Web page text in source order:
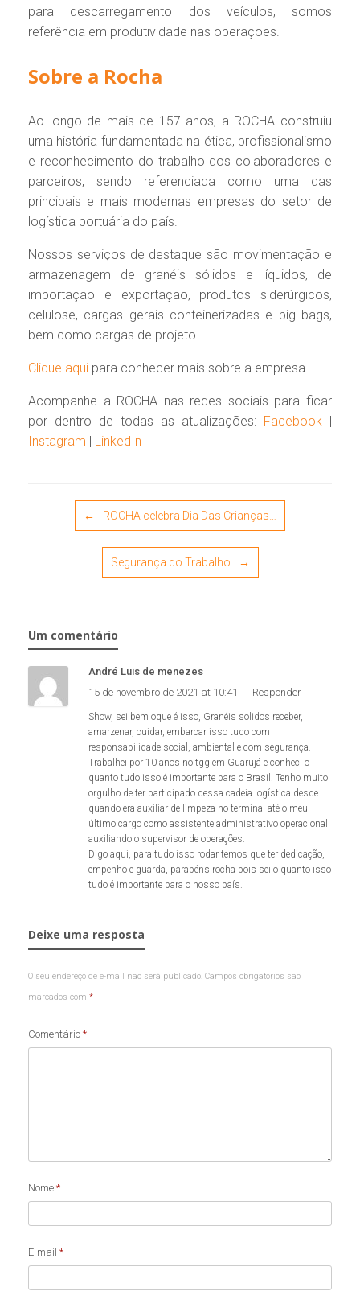
para descarregamento dos veículos, somos
referência em produtividade nas operações.
Sobre a Rocha
Ao longo de mais de 157 anos, a ROCHA construiu
uma história fundamentada na ética, profissionalismo
e reconhecimento do trabalho dos colaboradores e
parceiros, sendo referenciada como uma das
principais e mais modernas empresas do setor de
logística portuária do país.
Nossos serviços de destaque são movimentação e
armazenagem de granéis sólidos e líquidos, de
importação e exportação, produtos siderúrgicos,
celulose, cargas gerais conteinerizadas e big bags,
bem como cargas de projeto.
Clique aqui para conhecer mais sobre a empresa.
Acompanhe a ROCHA nas redes sociais para ficar
por dentro de todas as atualizações: Facebook |
Instagram | LinkedIn
Post navigation
← ROCHA celebra Dia Das Crianças…
Segurança do Trabalho →
Um comentário
André Luis de menezes
15 de novembro de 2021 at 10:41
Responder
Show, sei bem oque é isso, Granéis solidos receber,
amarzenar, cuidar, embarcar isso tudo com
responsabilidade social, ambiental e com segurança.
Trabalhei por 10 anos no tgg em Guarujá e conheci o
quanto tudo isso é importante para o Brasil. Tenho muito
orgulho de ter participado dessa cadeia logística desde
quando era auxiliar de limpeza no terminal até o meu
último cargo como assistente administrativo operacional
auxiliando o supervisor de operações.
Digo aqui, para tudo isso rodar temos que ter dedicação,
empenho e guarda, parabéns rocha pois sei o quanto isso
tudo é importante para o nosso país.
Deixe uma resposta
O seu endereço de e-mail não será publicado. Campos obrigatórios são
marcados com *
Comentário *
Nome *
E-mail *